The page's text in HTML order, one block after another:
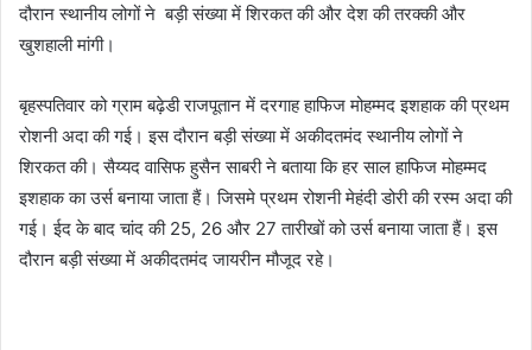
i
दौरान स्थानीय लोगों ने बड़ी संख्या में शिरकत की और देश की तरक्की और
खुशहाली मांगी।
बृहस्पतिवार को ग्राम बढ़ेडी राजपूतान में दरगाह हाफिज मोहम्मद इशहाक की प्रथम
रोशनी अदा की गई। इस दौरान बड़ी संख्या में अकीदतमंद स्थानीय लोगों ने
शिरकत की। सैय्यद वासिफ हुसैन साबरी ने बताया कि हर साल हाफिज मोहम्मद
इशहाक का उर्स बनाया जाता हैं। जिसमे प्रथम रोशनी मेहंदी डोरी की रस्म अदा की
गई। ईद के बाद चांद की 25, 26 और 27 तारीखों को उर्स बनाया जाता हैं। इस
दौरान बड़ी संख्या में अकीदतमंद जायरीन मौजूद रहे।